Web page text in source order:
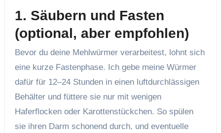
1. Säubern und Fasten
(optional, aber empfohlen)
Bevor du deine Mehlwürmer verarbeitest, lohnt sich
eine kurze Fastenphase. Ich gebe meine Würmer
dafür für 12–24 Stunden in einen luftdurchlässigen
Behälter und füttere sie nur mit wenigen
Haferflocken oder Karottenstückchen. So spülen
sie ihren Darm schonend durch, und eventuelle